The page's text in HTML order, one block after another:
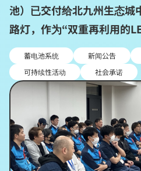
池）已交付给北九州生态
路灯，作为“双重再利用的
蓄电池系统 新闻公告
可持续性活动
社会承诺